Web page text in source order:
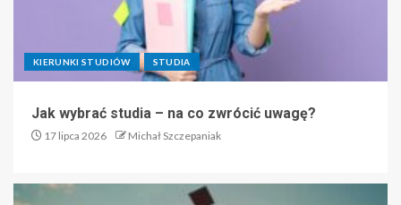
KIERUNKI STUDIÓW STUDIA
Jak wybrać studia – na co zwrócić uwagę?
17 lipca 2026 Michał Szczepaniak